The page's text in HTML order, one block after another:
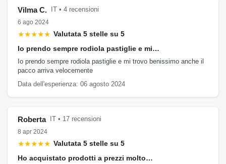
Vilma C.
IT • 4 recensioni
6 ago 2024
★★★★★ Valutata 5 stelle su 5
Io prendo sempre rodiola pastiglie e mi…
Io prendo sempre rodiola pastiglie e mi trovo benissimo anche il
pacco arriva velocemente
Data dell'esperienza: 06 agosto 2024
Roberta
IT • 17 recensioni
8 apr 2024
★★★★★ Valutata 5 stelle su 5
Ho acquistato prodotti a prezzi molto…